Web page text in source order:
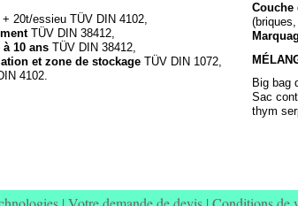
+ 20t/essieu TÜV DIN 4102,
TÜV DIN 38412,
10 ans TÜV DIN 38412,
et zone de stockage TÜV DIN 1072,
4102.
Couche
Big bag
Sac
thym